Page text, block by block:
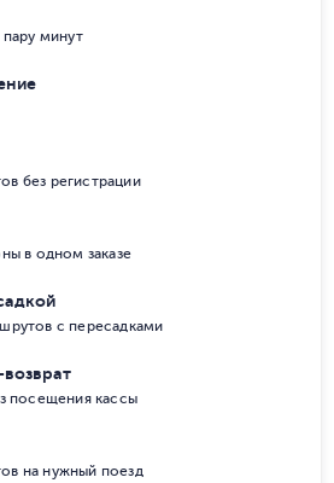
пару минут
без регистрации
в одном заказе
с пересадками
посещения кассы
на нужный поезд